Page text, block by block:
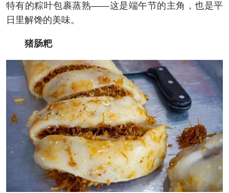
特有的粽叶包裹蒸熟——这是端午节的主角，也是平
日里解馋的美味。
猪肠粑